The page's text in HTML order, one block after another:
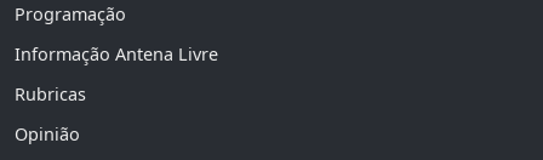
Programação
Informação Antena Livre
Rubricas
Opinião